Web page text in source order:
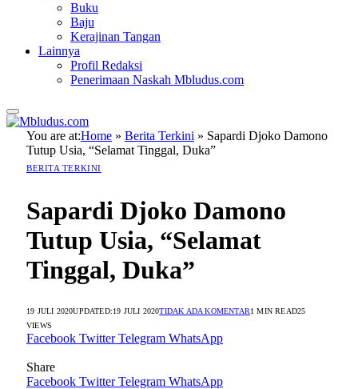
Buku
Baju
Kerajinan Tangan
Lainnya
Profil Redaksi
Penerimaan Naskah Mbludus.com
You are at:Home » Berita Terkini » Sapardi Djoko Damono
Tutup Usia, “Selamat Tinggal, Duka”
BERITA TERKINI
Sapardi Djoko Damono
Tutup Usia, “Selamat
Tinggal, Duka”
19 JULI 2020UPDATED:19 JULI 2020TIDAK ADA KOMENTAR1 MIN READ25
VIEWS
Facebook Twitter Telegram WhatsApp
Share
Facebook Twitter Telegram WhatsApp